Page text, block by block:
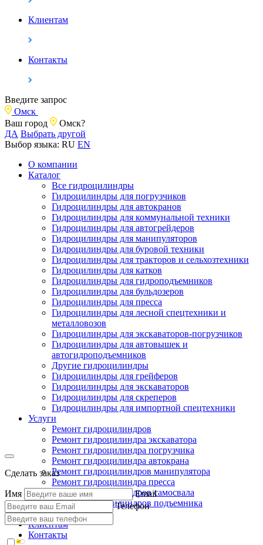
Клиентам
Контакты
Введите запрос
Омск
Ваш город
Омск?
ДА Выбрать другой
Выбор языка: RU EN
О компании
Каталог
Все гидроцилиндры
Гидроцилиндры для погрузчиков
Гидроцилиндры для автокранов
Гидроцилиндры для коммунальной техники
Гидроцилиндры для автогрейдеров
Гидроцилиндры для манипуляторов
Гидроцилиндры для буровой техники
Гидроцилиндры для тракторов и сельхозтехники
Гидроцилиндры для катков
Гидроцилиндры для гидроподъемников
Гидроцилиндры для бульдозеров
Гидроцилиндры для пресса
Гидроцилиндры для лесной спецтехники и
металловозов
Гидроцилиндры для экскаваторов-погрузчиков
Гидроцилиндры для автовышек и
автогидроподъемников
Другие гидроцилиндры
Гидроцилиндры для грейферов
Гидроцилиндры для экскаваторов
Гидроцилиндры для скреперов
Гидроцилиндры для импортной спецтехники
Услуги
Ремонт гидроцилиндров
Ремонт гидроцилиндра экскаватора
Ремонт гидроцилиндра погрузчика
Ремонт гидроцилиндра автокрана
Ремонт гидроцилиндров манипулятора
Ремонт гидроцилиндра пресса
Ремонт гидроцилиндров самосвала
Ремонт гидроцилиндров подъемника
Производство
Клиентам
Контакты
Сделать заказ
Имя
Email
Телефон